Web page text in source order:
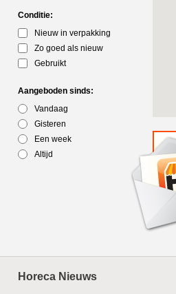
Conditie:
Nieuw in verpakking
Zo goed als nieuw
Gebruikt
Aangeboden sinds:
Vandaag
Gisteren
Een week
Altijd
Horeca Nieuws